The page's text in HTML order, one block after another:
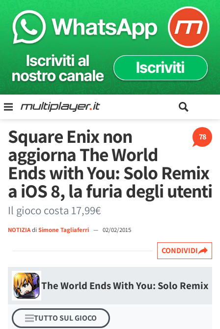
78
Square Enix non
aggiorna The World
Ends with You: Solo Remix
a iOS 8, la furia degli utenti
Il gioco costa 17,99€
NOTIZIAdi Simone Tagliaferri — 02/02/2015
CONDIVIDI
The World Ends With You: Solo Remix
TUTTO SUL GIOCO